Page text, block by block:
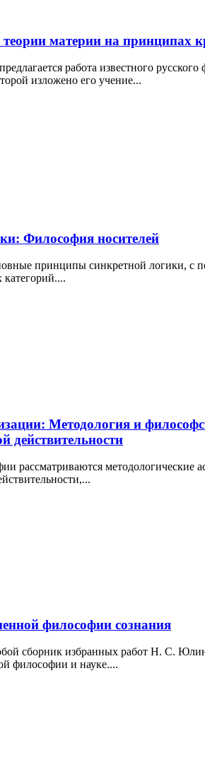
материи на принципах
работа известного
изложено его учение...
Философия носителей
принципы синкретной логики, с
категорий....
Методология и
действительности
рассматриваются методологические
философии сознания
сборник избранных работ Н. С.
философии и науке....